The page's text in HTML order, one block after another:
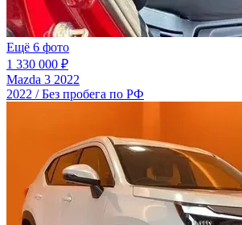
Ещё 6 фото
1 330 000 ₽
Mazda 3 2022
2022 / Без пробега по РФ